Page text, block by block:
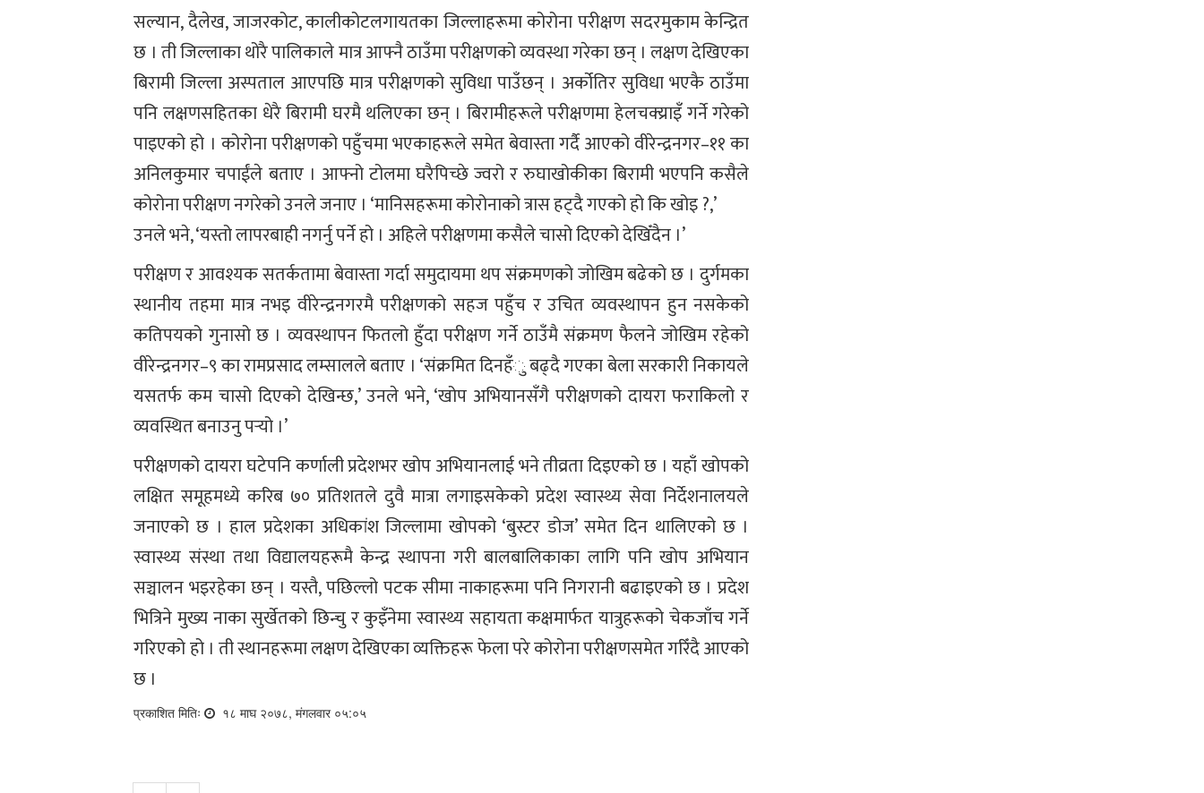
सल्यान, दैलेख, जाजरकोट, कालीकोटलगायतका जिल्लाहरूमा कोरोना परीक्षण सदरमुकाम केन्द्रित
छ । ती जिल्लाका थोरै पालिकाले मात्र आफ्नै ठाउँमा परीक्षणको व्यवस्था गरेका छन् । लक्षण देखिएका
बिरामी जिल्ला अस्पताल आएपछि मात्र परीक्षणको सुविधा पाउँछन् । अर्कोतिर सुविधा भएकै ठाउँमा
पनि लक्षणसहितका धेरै बिरामी घरमै थलिएका छन् । बिरामीहरूले परीक्षणमा हेलचक्य्राइँ गर्ने गरेको
पाइएको हो । कोरोना परीक्षणको पहुँचमा भएकाहरूले समेत बेवास्ता गर्दै आएको वीरेन्द्रनगर–११ का
अनिलकुमार चपाईंले बताए । आफ्नो टोलमा घरैपिच्छे ज्वरो र रुघाखोकीका बिरामी भएपनि कसैले
कोरोना परीक्षण नगरेको उनले जनाए । ‘मानिसहरूमा कोरोनाको त्रास हट्दै गएको हो कि खोइ ?,’
उनले भने, ‘यस्तो लापरबाही नगर्नु पर्ने हो । अहिले परीक्षणमा कसैले चासो दिएको देखिँदैन ।’
परीक्षण र आवश्यक सतर्कतामा बेवास्ता गर्दा समुदायमा थप संक्रमणको जोखिम बढेको छ । दुर्गमका
स्थानीय तहमा मात्र नभइ वीरेन्द्रनगरमै परीक्षणको सहज पहुँच र उचित व्यवस्थापन हुन नसकेको
कतिपयको गुनासो छ । व्यवस्थापन फितलो हुँदा परीक्षण गर्ने ठाउँमै संक्रमण फैलने जोखिम रहेको
वीरेन्द्रनगर–९ का रामप्रसाद लम्सालले बताए । ‘संक्रमित दिनहँु बढ्दै गएका बेला सरकारी निकायले
यसतर्फ कम चासो दिएको देखिन्छ,’ उनले भने, ‘खोप अभियानसँगै परीक्षणको दायरा फराकिलो र
व्यवस्थित बनाउनु पर्‍यो ।’
परीक्षणको दायरा घटेपनि कर्णाली प्रदेशभर खोप अभियानलाई भने तीव्रता दिइएको छ । यहाँ खोपको
लक्षित समूहमध्ये करिब ७० प्रतिशतले दुवै मात्रा लगाइसकेको प्रदेश स्वास्थ्य सेवा निर्देशनालयले
जनाएको छ । हाल प्रदेशका अधिकांश जिल्लामा खोपको ‘बुस्टर डोज’ समेत दिन थालिएको छ ।
स्वास्थ्य संस्था तथा विद्यालयहरूमै केन्द्र स्थापना गरी बालबालिकाका लागि पनि खोप अभियान
सञ्चालन भइरहेका छन् । यस्तै, पछिल्लो पटक सीमा नाकाहरूमा पनि निगरानी बढाइएको छ । प्रदेश
भित्रिने मुख्य नाका सुर्खेतको छिन्चु र कुइँनेमा स्वास्थ्य सहायता कक्षमार्फत यात्रुहरूको चेकजाँच गर्ने
गरिएको हो । ती स्थानहरूमा लक्षण देखिएका व्यक्तिहरू फेला परे कोरोना परीक्षणसमेत गरिँदै आएको
छ ।
प्रकाशित मितिः १८ माघ २०७८, मंगलवार ०५:०५